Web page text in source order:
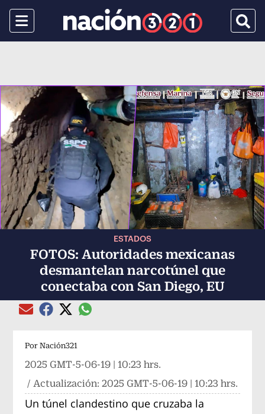
Menu
ESTADOS
FOTOS: Autoridades mexicanas
desmantelan narcotúnel que
conectaba con San Diego, EU
Compartir el artículo actual mediante Email
Compartir el artículo actual mediante Facebook
Compartir el artículo actual mediante Twitter
Compartir el artículo actual mediante
Por Nación321
2025 GMT-5-06-19 | 10:23 hrs.
/ Actualización:2025 GMT-5-06-19 | 10:23 hrs.
Un túnel clandestino que cruzaba la